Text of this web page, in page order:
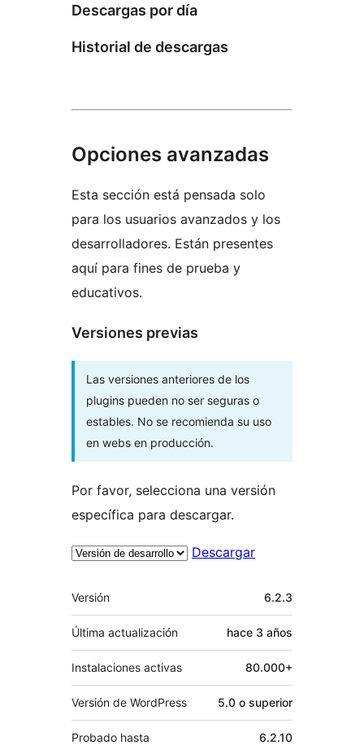
Descargas por día
Historial de descargas
Opciones avanzadas
Esta sección está pensada solo
para los usuarios avanzados y los
desarrolladores. Están presentes
aquí para fines de prueba y
educativos.
Versiones previas
Las versiones anteriores de los
plugins pueden no ser seguras o
estables. No se recomienda su uso
en webs en producción.
Por favor, selecciona una versión
específica para descargar.
Descargar
Meta
Versión 6.2.3
Última actualización hace 3 años
Instalaciones activas 80.000+
Versión de WordPress 5.0 o superior
Probado hasta 6.2.10